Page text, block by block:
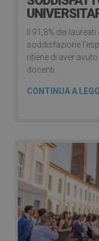
Il 91,8% dei
soddisfazione
ritiene di aver
docenti.
CONTINUA A